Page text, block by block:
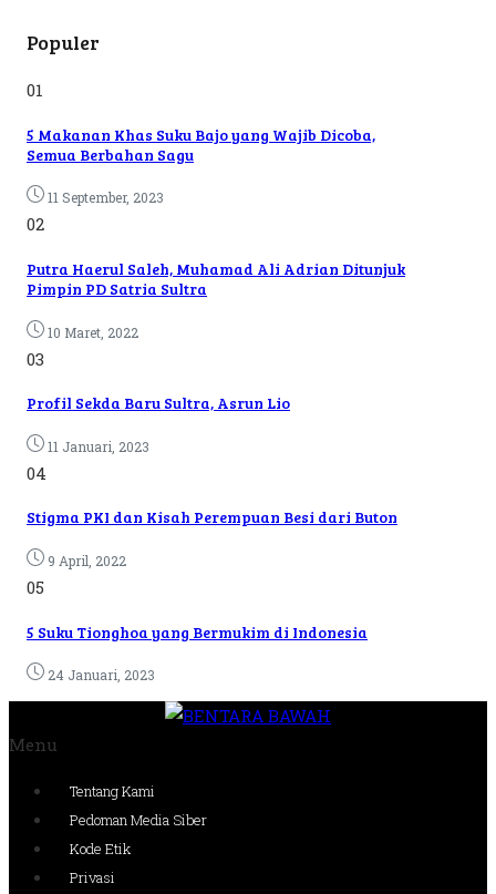
Populer
01
5 Makanan Khas Suku Bajo yang Wajib Dicoba,
Semua Berbahan Sagu
11 September, 2023
02
Putra Haerul Saleh, Muhamad Ali Adrian Ditunjuk
Pimpin PD Satria Sultra
10 Maret, 2022
03
Profil Sekda Baru Sultra, Asrun Lio
11 Januari, 2023
04
Stigma PKI dan Kisah Perempuan Besi dari Buton
9 April, 2022
05
5 Suku Tionghoa yang Bermukim di Indonesia
24 Januari, 2023
Menu
Tentang Kami
Pedoman Media Siber
Kode Etik
Privasi